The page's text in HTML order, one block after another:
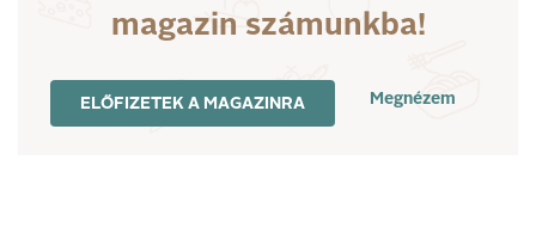
magazin számunkba!
ELŐFIZETEK A MAGAZINRA Megnézem